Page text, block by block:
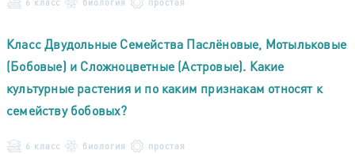
Класс Двудольные Семейства Паслёновые, Мотыльковые
(Бобовые) и Сложноцветные (Астровые). Какие
культурные растения и по каким признакам относят к
семейству бобовых?
6 класс биология простая